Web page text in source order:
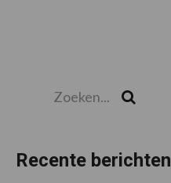
Recente berichten